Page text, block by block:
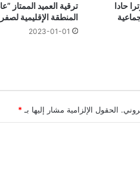
حادا
ترقية العميد الممتاز
المنطقة الإقليمية
2023-01-01
الحقول الإلزامية مشار إليها بـ *